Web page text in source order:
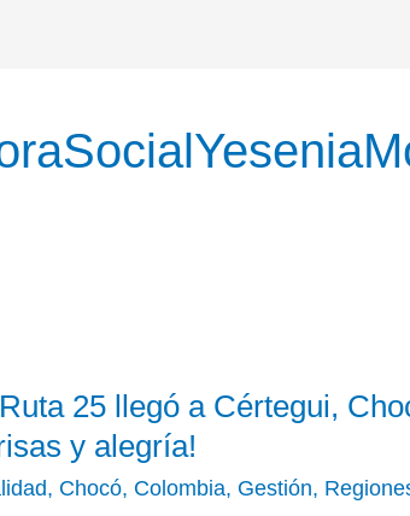
Ruta 25 llegó a Cértegui,
y alegría!
, Chocó, Colombia, Gestión,